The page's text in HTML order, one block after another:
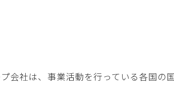
会社は、事業活動を行っている各国の